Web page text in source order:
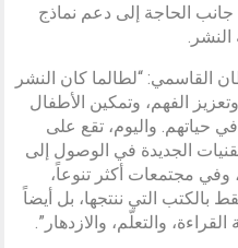
جانب الحاجة إلى دعم نماذج
النشر.
القاسمي: “لطالما كان النشر
الفهم، وتمكين الأطفال
حياتهم. واليوم، تقع على
الجديدة في الوصول إلى
وفي مجتمعات أكثر تنوعاً،
التي ننتجها، بل أيضاً
والتعلّم، والازدهار”.